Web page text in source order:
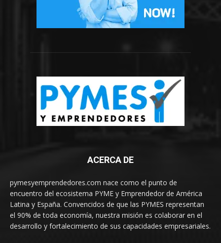
ACERCA DE
pymesyemprendedores.com nace como el punto de
encuentro del ecosistema PYME y Emprendedor de América
Latina y España. Convencidos de que las PYMES representan
el 90% de toda economía, nuestra misión es colaborar en el
desarrollo y fortalecimiento de sus capacidades empresariales.